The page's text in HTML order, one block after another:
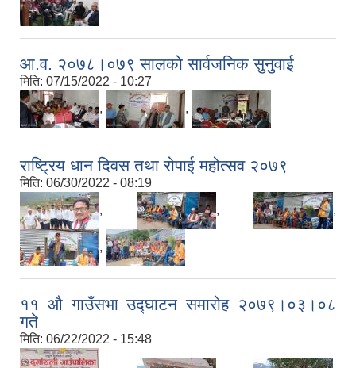
आ.व. २०७८।०७९ सालको सार्वजनिक सुनुवाई
मिति: 07/15/2022 - 10:27
,
,
राष्ट्रिय धान दिवस तथा रोपाई महोत्सव २०७९
मिति: 06/30/2022 - 08:19
,
, ,
,
११ औ गाउँसभा उद्घाटन समारोह २०७९।०३।०८
गते
मिति: 06/22/2022 - 15:48